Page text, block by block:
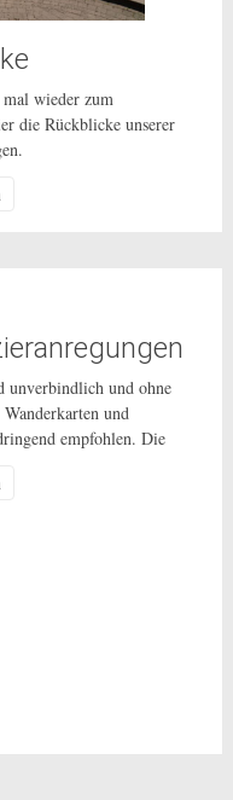
wieder zum
die Rückblicke unserer
unverbindlich und ohne
und
empfohlen. Die
gestattet. Bei den